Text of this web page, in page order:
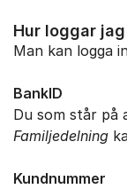
Hur loggar
Man kan logga
BankID
Du som står på
Familjedelning
Kundnummer